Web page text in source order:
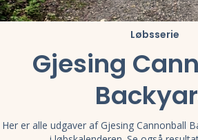
Løbsserie
Gjesing
Her er alle udgaver af Gjesing Cannonball